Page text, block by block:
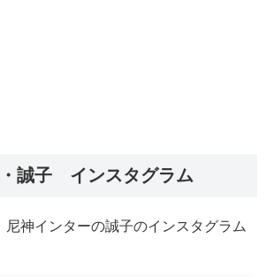
誠子 インスタグラム
尼神インターの誠子のインスタグラム